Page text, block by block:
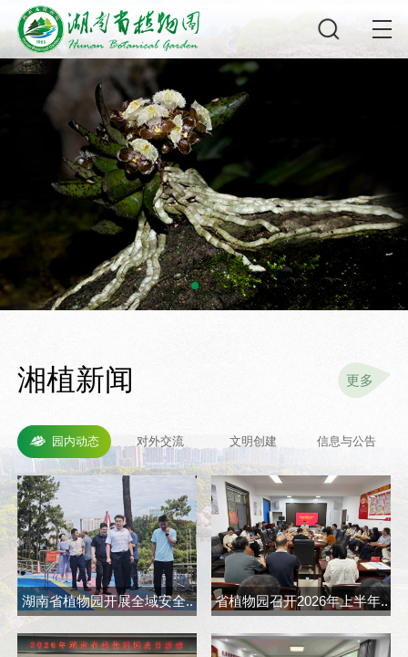
湘植新闻 更多
园内动态 对外交流 文明创建 信息与公告
湖南省植物园开展全域安全.. 省植物园召开2026年上半年..